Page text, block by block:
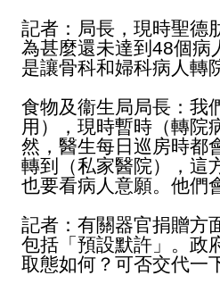
記者：局長，現時聖德
為甚麼還未達到48個病
是讓骨科和婦科病人轉
食物及衞生局局長：我
用），現時暫時（轉院
然，醫生每日巡房時都
轉到（私家醫院），這
也要看病人意願。他們
記者：有關器官捐贈方
包括「預設默許」。政
取態如何？可否交代一